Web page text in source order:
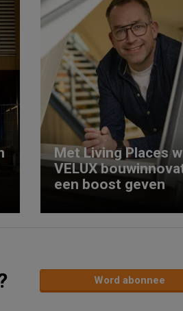
Met Living Places
VELUX
een boost geven
Word abonnee